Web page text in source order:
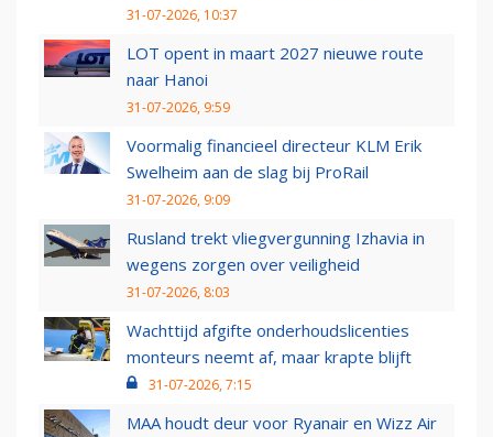
31-07-2026, 10:37
LOT opent in maart 2027 nieuwe route
naar Hanoi
31-07-2026, 9:59
Voormalig financieel directeur KLM Erik
Swelheim aan de slag bij ProRail
31-07-2026, 9:09
Rusland trekt vliegvergunning Izhavia in
wegens zorgen over veiligheid
31-07-2026, 8:03
Wachttijd afgifte onderhoudslicenties
monteurs neemt af, maar krapte blijft
31-07-2026, 7:15
MAA houdt deur voor Ryanair en Wizz Air